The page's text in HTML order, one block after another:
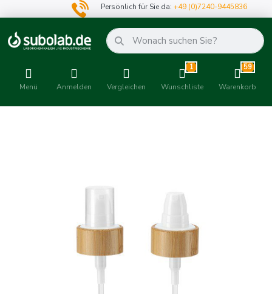
Persönlich für Sie da:+49 (0)7240-9445836
Menü Anmelden Vergleichen
1
Wunschliste
59
Warenkorb